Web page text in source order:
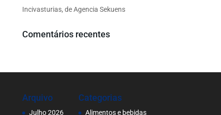
Incivasturias, de Agencia Sekuens
Comentários recentes
Arquivo
Julho 2026
Categorias
Alimentos e bebidas